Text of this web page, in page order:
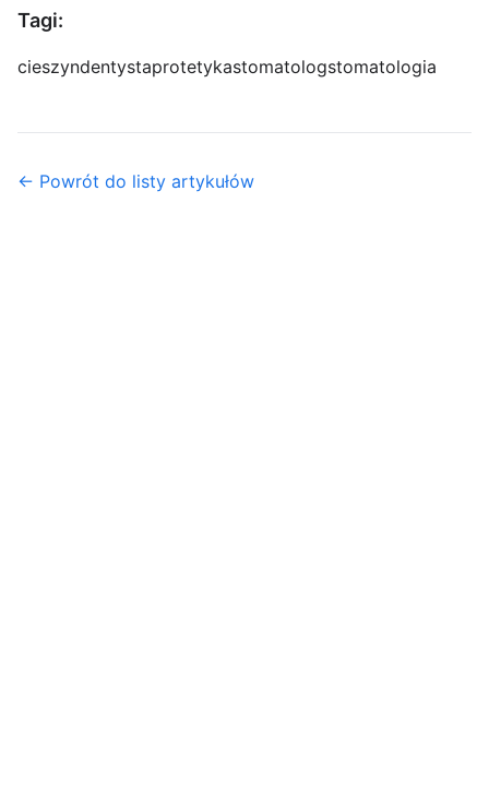
Tagi:
cieszyndentystaprotetykastomatologstomatologia
← Powrót do listy artykułów